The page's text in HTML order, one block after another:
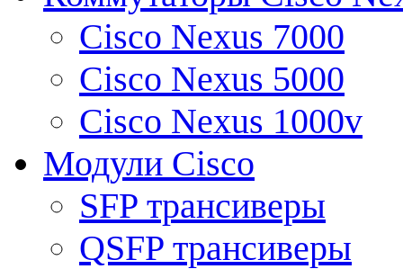
Cisco Nexus 7000
Cisco Nexus 5000
Cisco Nexus 1000v
Модули Cisco
SFP трансиверы
QSFP трансиверы